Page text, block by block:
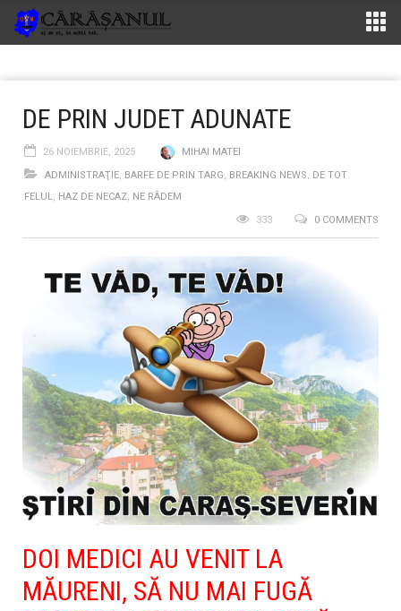
DE PRIN JUDET ADUNATE
26 NOIEMBRIE, 2025
MIHAI MATEI
ADMINISTRAŢIE, BARFE DE PRIN TARG, BREAKING NEWS, DE TOT
FELUL, HAZ DE NECAZ, NE RÂDEM
0 COMMENTS
333
DOI MEDICI AU VENIT LA
MĂURENI, SĂ NU MAI FUGĂ